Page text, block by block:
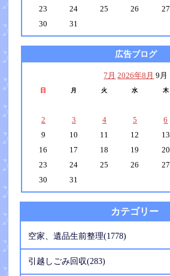
23
24 25 26 27
30
31
広告ブログ
7月 2026年8月 9月
日 月 火 水 木
2
3 4 5 6
9
10 11 12 13
16
17 18 19 20
23
24 25 26 27
30
31
カテゴリー
空家、遺品生前整理(1778)
引越しごみ回収(283)